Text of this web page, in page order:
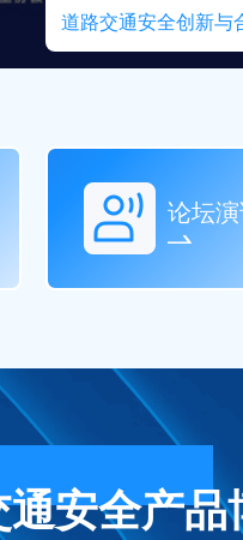
道路交通安全创新与
会
论坛
安全产品